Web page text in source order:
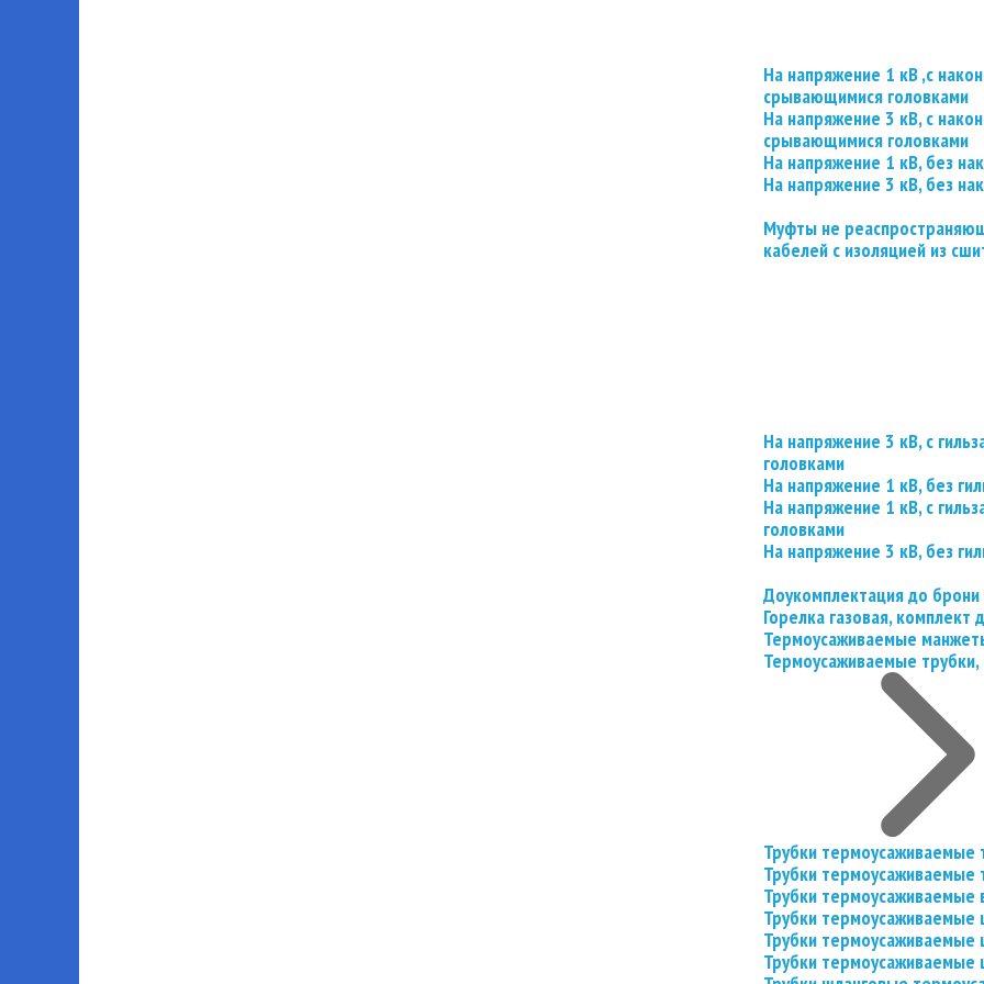
На напряжение 1 кВ ,с
срывающимися головками
На напряжение 3 кВ, с
срывающимися головками
На напряжение 1 кВ, без
На напряжение 3 кВ, без
Муфты не
кабелей с изоляцией из
На напряжение 3 кВ, с
головками
На напряжение 1 кВ, без
На напряжение 1 кВ, с
головками
На напряжение 3 кВ, без
Доукомплектация до
Горелка газовая,
Термоусаживаемые
Термоусаживаемые
Трубки термоусаживаемые
Трубки термоусаживаемые
Трубки термоусаживаемые
Трубки термоусаживаемые
Трубки
Трубки